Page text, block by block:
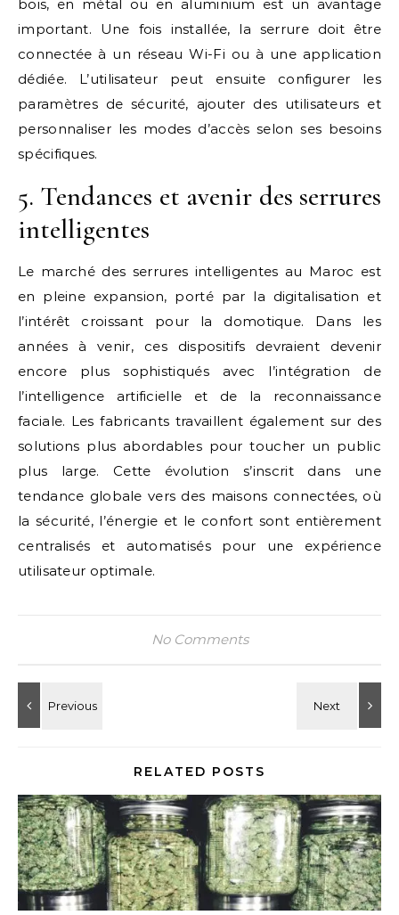
bois, en métal ou en aluminium est un avantage
important. Une fois installée, la serrure doit être
connectée à un réseau Wi-Fi ou à une application
dédiée. L’utilisateur peut ensuite configurer les
paramètres de sécurité, ajouter des utilisateurs et
personnaliser les modes d’accès selon ses besoins
spécifiques.
5. Tendances et avenir des serrures
intelligentes
Le marché des serrures intelligentes au Maroc est
en pleine expansion, porté par la digitalisation et
l’intérêt croissant pour la domotique. Dans les
années à venir, ces dispositifs devraient devenir
encore plus sophistiqués avec l’intégration de
l’intelligence artificielle et de la reconnaissance
faciale. Les fabricants travaillent également sur des
solutions plus abordables pour toucher un public
plus large. Cette évolution s’inscrit dans une
tendance globale vers des maisons connectées, où
la sécurité, l’énergie et le confort sont entièrement
centralisés et automatisés pour une expérience
utilisateur optimale.
No Comments
RELATED POSTS